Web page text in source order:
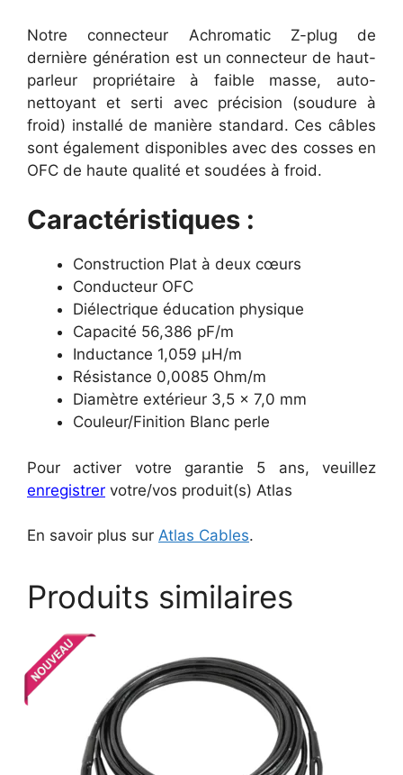
Notre connecteur Achromatic Z-plug de
dernière génération est un connecteur de haut-
parleur propriétaire à faible masse, auto-
nettoyant et serti avec précision (soudure à
froid) installé de manière standard. Ces câbles
sont également disponibles avec des cosses en
OFC de haute qualité et soudées à froid.
Caractéristiques :
Construction Plat à deux cœurs
Conducteur OFC
Diélectrique éducation physique
Capacité 56,386 pF/m
Inductance 1,059 µH/m
Résistance 0,0085 Ohm/m
Diamètre extérieur 3,5 × 7,0 mm
Couleur/Finition Blanc perle
Pour activer votre garantie 5 ans, veuillez
enregistrer votre/vos produit(s) Atlas
En savoir plus sur Atlas Cables.
Produits similaires
produit
a
plusieurs
variations.